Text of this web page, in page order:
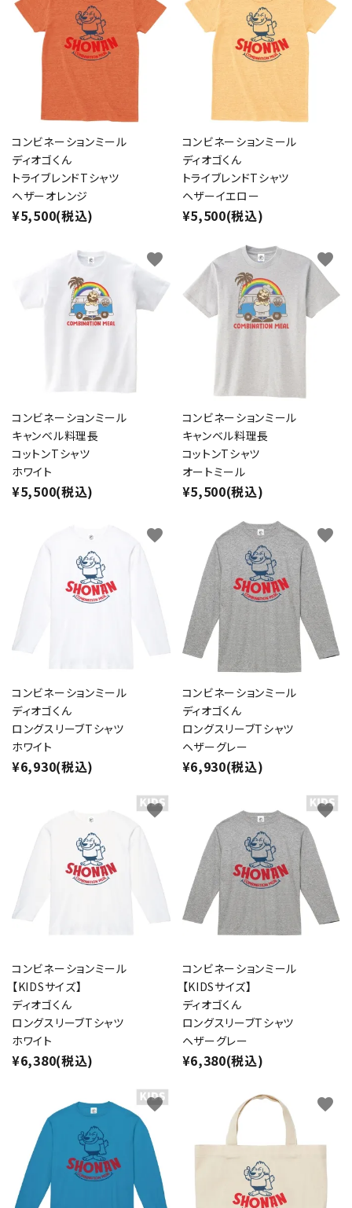
コンビネーションミール
ディオゴくん
トライブレンドTシャツ
ヘザーオレンジ
¥5,500(税込)
コンビネーションミール
ディオゴくん
トライブレンドTシャツ
ヘザーイエロー
¥5,500(税込)
コンビネーションミール
キャンベル料理長
コットンTシャツ
ホワイト
¥5,500(税込)
favorite
コンビネーションミール
キャンベル料理長
コットンTシャツ
オートミール
¥5,500(税込)
favorite
コンビネーションミール
ディオゴくん
ロングスリーブTシャツ
ホワイト
¥6,930(税込)
favorite
コンビネーションミール
ディオゴくん
ロングスリーブTシャツ
ヘザーグレー
¥6,930(税込)
favorite
コンビネーションミール
【KIDSサイズ】
ディオゴくん
ロングスリーブTシャツ
ホワイト
¥6,380(税込)
favorite
コンビネーションミール
【KIDSサイズ】
ディオゴくん
ロングスリーブTシャツ
ヘザーグレー
¥6,380(税込)
favorite
favorite favorite
キーワード
カテゴリー